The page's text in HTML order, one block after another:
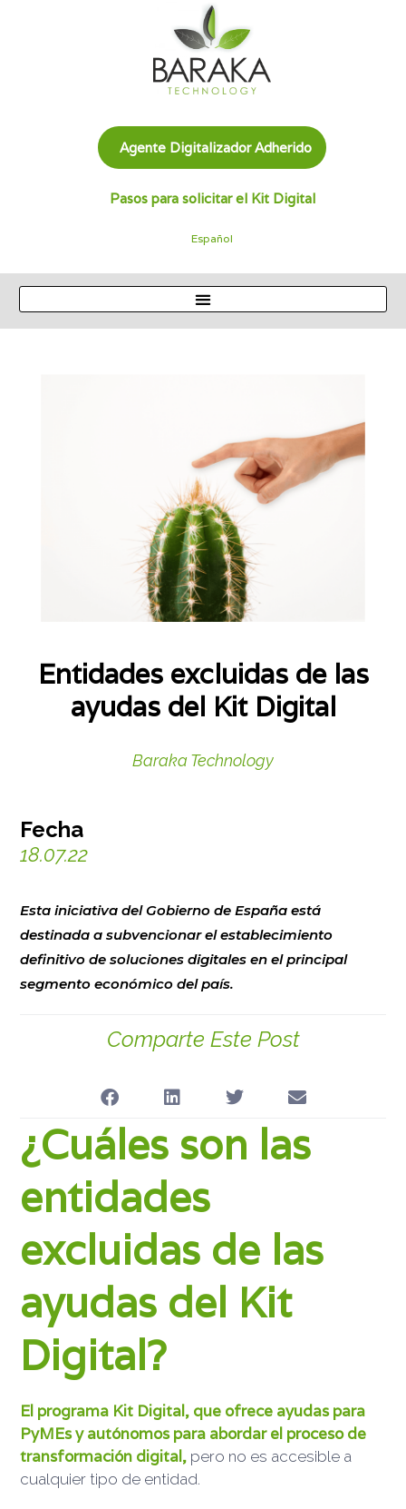
Agente Digitalizador Adherido
Pasos para solicitar el Kit Digital
Español
Entidades excluidas de las
ayudas del Kit Digital
Baraka Technology
Fecha
18.07.22
Esta iniciativa del Gobierno de España está
destinada a subvencionar el establecimiento
definitivo de soluciones digitales en el principal
segmento económico del país.
Comparte Este Post
¿Cuáles son las
entidades
excluidas de las
ayudas del Kit
Digital?
El programa Kit Digital, que ofrece ayudas para
PyMEs y autónomos para abordar el proceso de
transformación digital, pero no es accesible a
cualquier tipo de entidad.